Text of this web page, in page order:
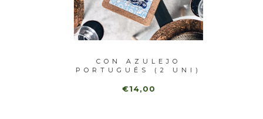
CON AZULEJO
PORTUGUÉS (2 UNI)
€14,00